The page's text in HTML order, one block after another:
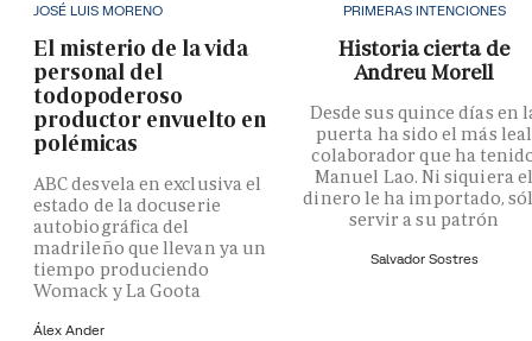
JOSÉ LUIS MORENO
El misterio de la vida
personal del
todopoderoso
productor envuelto en
polémicas
ABC desvela en exclusiva el
estado de la docuserie
autobiográfica del
madrileño que llevan ya un
tiempo produciendo
Womack y La Goota
Álex Ander
PRIMERAS INTENCIONES
Historia cierta de
Andreu Morell
Desde sus quince días en
puerta ha sido el más leal
colaborador que ha
Manuel Lao. Ni siquiera
dinero le ha importado,
servir a su patrón
Salvador Sostres